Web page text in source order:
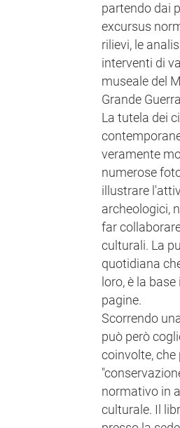
partendo dai
excursus
rilievi, le
interventi di
museale del
Grande
La tutela dei
veramente
numerose
illustrare
archeologici,
far
culturali. La
quotidiana
loro, è la
pagine.
Scorrendo
può però
coinvolte,
normativo in
culturale. Il